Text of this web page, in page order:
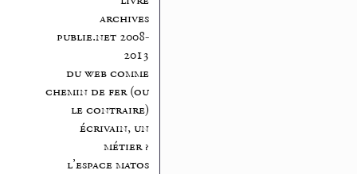
archives
publie.net 2008-
2013
du web comme
chemin de fer (ou
le contraire)
écrivain, un
métier ?
l’espace matos